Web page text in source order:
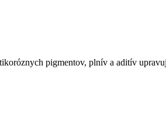
pigmentov, plnív a aditív